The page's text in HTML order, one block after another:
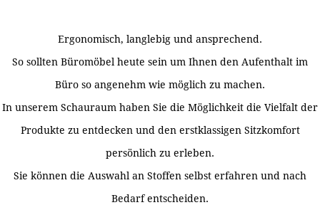
Ergonomisch, langlebig und ansprechend.
So sollten Büromöbel heute sein um Ihnen den Aufenthalt im
Büro so angenehm wie möglich zu machen.
In unserem Schauraum haben Sie die Möglichkeit die Vielfalt der
Produkte zu entdecken und den erstklassigen Sitzkomfort
persönlich zu erleben.
Sie können die Auswahl an Stoffen selbst erfahren und nach
Bedarf entscheiden.